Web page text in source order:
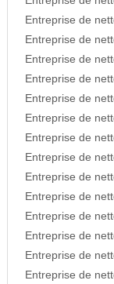
Entreprise de
Entreprise de
Entreprise de
Entreprise de
Entreprise de
Entreprise de
Entreprise de
Entreprise de
Entreprise de
Entreprise de
Entreprise de
Entreprise de
Entreprise de
Entreprise de